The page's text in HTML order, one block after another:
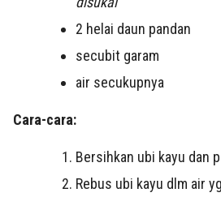
2 helai daun pandan
secubit garam
air secukupnya
Cara-cara:
Bersihkan ubi kayu dan
Rebus ubi kayu dlm air